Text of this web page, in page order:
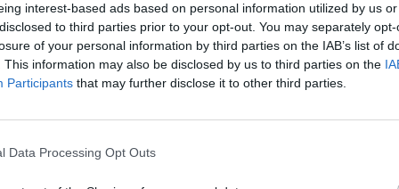
interest-based ads based on personal information utilized by us
to third parties prior to your opt-out. You may separately
of your personal information by third parties on the IAB’s list of
This information may also be disclosed by us to third parties on the
Participants that may further disclose it to other third parties.
Data Processing Opt Outs